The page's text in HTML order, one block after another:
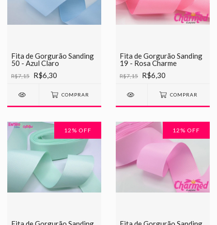
Fita de Gorgurão Sanding
50 - Azul Claro
R$7,15 R$6,30
COMPRAR
Fita de Gorgurão Sanding
19 - Rosa Charme
R$7,15 R$6,30
COMPRAR
12 % OFF 12 % OFF